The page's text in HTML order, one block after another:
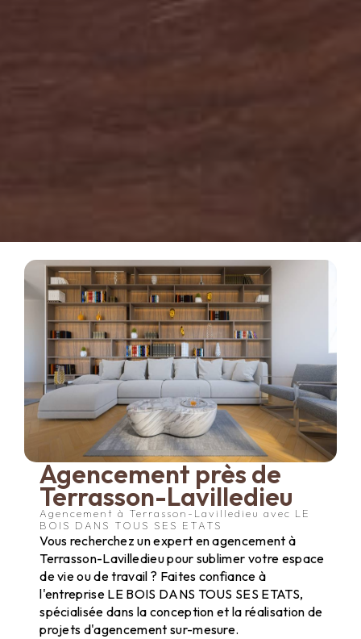
Agencement près de
Terrasson-Lavilledieu
Agencement à Terrasson-Lavilledieu avec LE
BOIS DANS TOUS SES ETATS
Vous recherchez un expert en agencement à
Terrasson-Lavilledieu pour sublimer votre espace
de vie ou de travail ? Faites confiance à
l'entreprise LE BOIS DANS TOUS SES ETATS,
spécialisée dans la conception et la réalisation de
projets d'agencement sur-mesure.